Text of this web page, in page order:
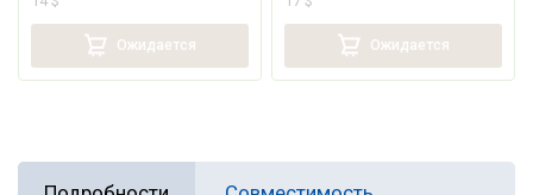
Ожидается Ожидается